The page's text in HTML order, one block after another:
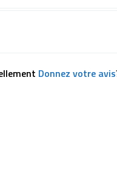
Donnez votre avis